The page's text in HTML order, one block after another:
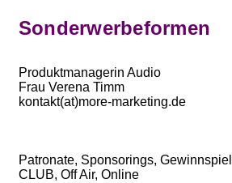
Sonderwerbeformen
Produktmanagerin Audio
Frau Verena Timm
kontakt(at)more-marketing.de
Patronate, Sponsorings,
CLUB, Off Air, Online